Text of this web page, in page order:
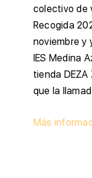
colectivo de
Recogida
noviembre y
IES Medina
tienda DEZA
que la llamad
Más